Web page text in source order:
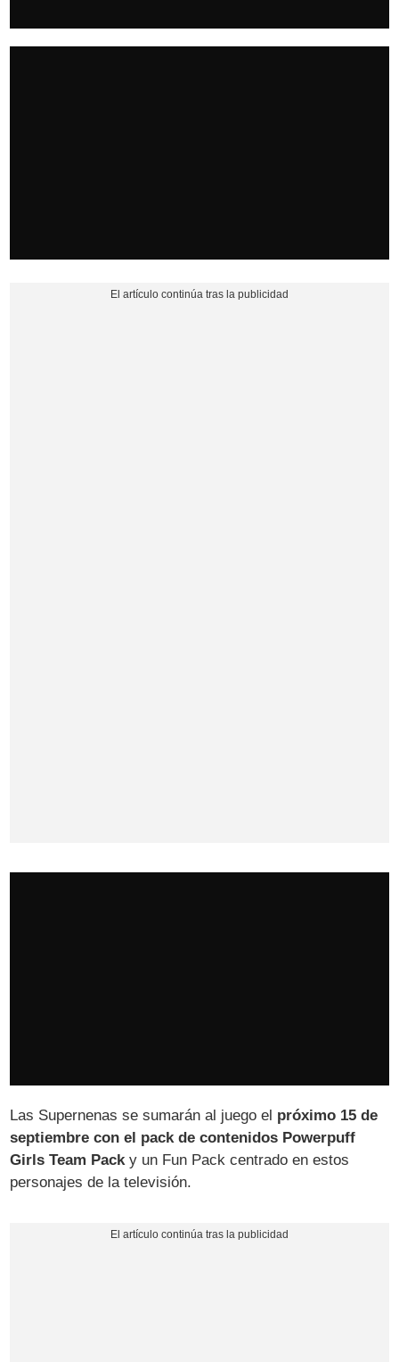
Las Supernenas se sumarán al juego el próximo 15 de
septiembre con el pack de contenidos Powerpuff
Girls Team Packy un Fun Pack centrado en estos
personajes de la televisión.